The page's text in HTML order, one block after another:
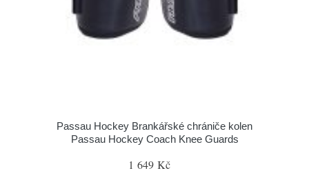
Passau Hockey Brankářské chrániče kolen
Passau Hockey Coach Knee Guards
1 649 Kč